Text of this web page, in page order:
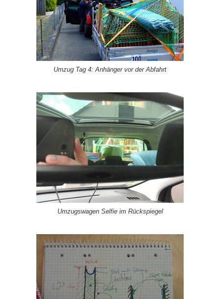
Umzug Tag 4: Anhänger vor der Abfahrt
Umzugswagen Selfie im Rückspiegel